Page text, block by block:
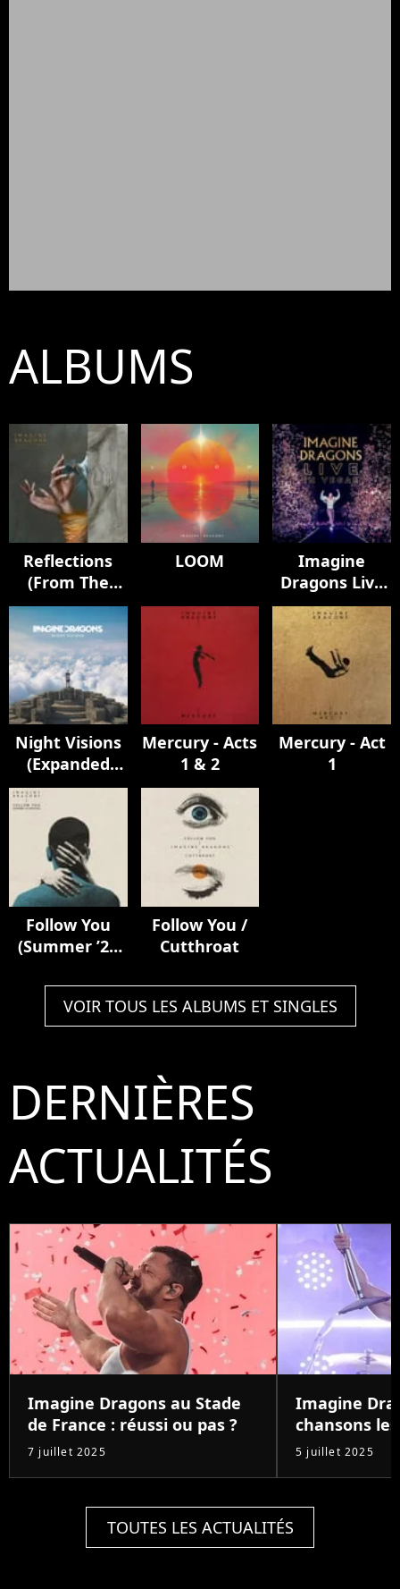
ALBUMS
Reflections
(From The
Vault Of
Smoke +
Mirrors)
LOOM
Imagine
Dragons Live
in Vegas
Night Visions
(Expanded
Edition / Super
Deluxe)
Mercury - Acts
1 & 2
Mercury - Act
1
Follow You
(Summer ’21
Follow You /
Cutthroat
VOIR TOUS LES ALBUMS ET SINGLES
DERNIÈRES
ACTUALITÉS
Imagine Dragons au Stade
de France : réussi ou pas ?
7 juillet 2025
Imagine
chansons
5 juillet 2025
TOUTES LES ACTUALITÉS